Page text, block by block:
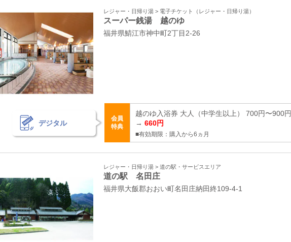
レジャー・日帰り湯 > 電子チケット（レジャー・日帰り湯）
スーパー銭湯 越のゆ
福井県鯖江市神中町2丁目2-26
デジタル
会員
特典
越のゆ入浴券 大人（中学生以上） 700円〜900円
→ 660円
■有効期限：購入から6ヵ月
レジャー・日帰り湯 > 道の駅・サービスエリア
道の駅 名田庄
福井県大飯郡おおい町名田庄納田終109‐4‐1